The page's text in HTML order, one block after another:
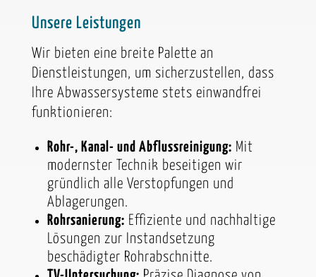
Unsere Leistungen
Wir bieten eine breite Palette an
Dienstleistungen, um sicherzustellen, dass
Ihre Abwassersysteme stets einwandfrei
funktionieren:
Rohr-, Kanal- und Abflussreinigung: Mit
modernster Technik beseitigen wir
gründlich alle Verstopfungen und
Ablagerungen.
Rohrsanierung: Effiziente und nachhaltige
Lösungen zur Instandsetzung
beschädigter Rohrabschnitte.